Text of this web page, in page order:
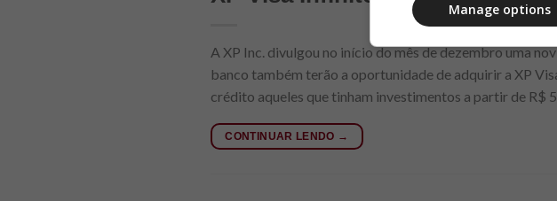
A XP Inc. divulgou no início do mês de dezembro uma
banco também terão a oportunidade de adquirir a XP
crédito aqueles que tinham investimentos a partir de R$
CONTINUAR LENDO →
Manage options